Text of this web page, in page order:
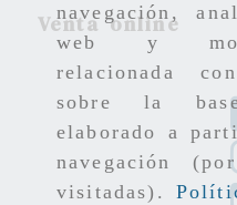
navegación,
web y
relacionada
sobre la
elaborado a
navegación
visitadas).
Venta online